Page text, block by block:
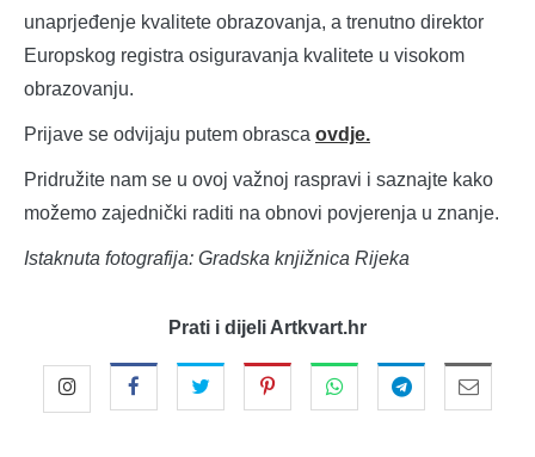
unaprjeđenje kvalitete obrazovanja, a trenutno direktor
Europskog registra osiguravanja kvalitete u visokom
obrazovanju.
Prijave se odvijaju putem obrasca ovdje.
Pridružite nam se u ovoj važnoj raspravi i saznajte kako
možemo zajednički raditi na obnovi povjerenja u znanje.
Istaknuta fotografija: Gradska knjižnica Rijeka
Prati i dijeli Artkvart.hr